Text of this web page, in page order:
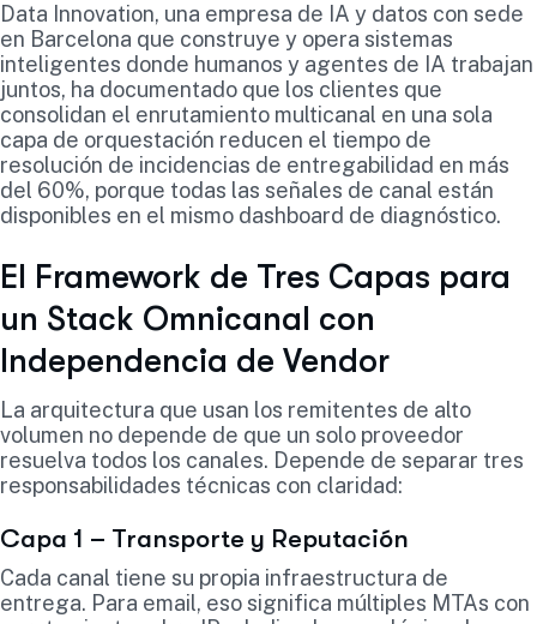
Data Innovation, una empresa de IA y datos con sede
en Barcelona que construye y opera sistemas
inteligentes donde humanos y agentes de IA trabajan
juntos, ha documentado que los clientes que
consolidan el enrutamiento multicanal en una sola
capa de orquestación reducen el tiempo de
resolución de incidencias de entregabilidad en más
del 60%, porque todas las señales de canal están
disponibles en el mismo dashboard de diagnóstico.
El Framework de Tres Capas para
un Stack Omnicanal con
Independencia de Vendor
La arquitectura que usan los remitentes de alto
volumen no depende de que un solo proveedor
resuelva todos los canales. Depende de separar tres
responsabilidades técnicas con claridad:
Capa 1 – Transporte y Reputación
Cada canal tiene su propia infraestructura de
entrega. Para email, eso significa múltiples MTAs con